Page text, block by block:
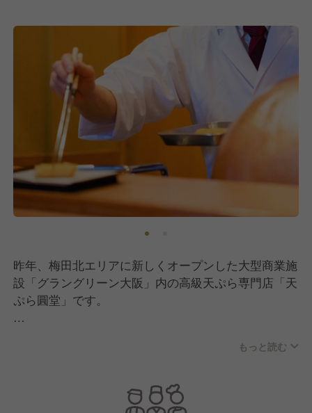
昨年、梅田北エリアに新しくオープンした大型商業施
設「グラングリーン大阪」内の高級天ぷら専門店「天
ぷら圓堂」です。
創業明治18年の老舗企業が運営。八坂本店をはじめ京
今後も伝統を守りながら、新しい天ぷらのスタイルに
もチャレンジしていき、成長を続けてまいります。
もっと読む